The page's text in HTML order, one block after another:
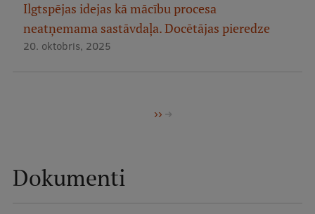
Ilgtspējas idejas kā mācību procesa
neatņemama sastāvdaļa. Docētājas pieredze
20. oktobris, 2025
Nākamā
››
Dokumenti